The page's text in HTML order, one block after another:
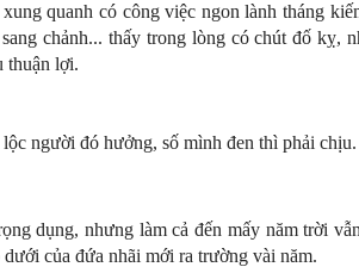
quanh có công việc ngon lành tháng
chảnh... thấy trong lòng có chút đố kỵ,
thuận lợi.
người đó hưởng, số mình đen thì phải chịu.
dụng, nhưng làm cả đến mấy năm trời
của đứa nhãi mới ra trường vài năm.